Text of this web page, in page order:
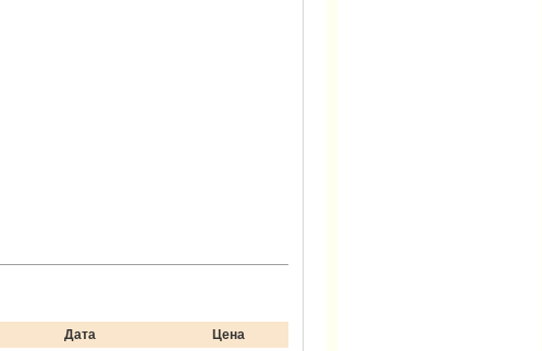
Дата
Цена